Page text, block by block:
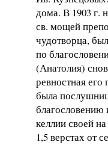
дома. В 1903 г.
св. мощей
чудотворца,
по
(Анатолия)
ревностная
была
благословению
келлии своей
1,5 верстах от